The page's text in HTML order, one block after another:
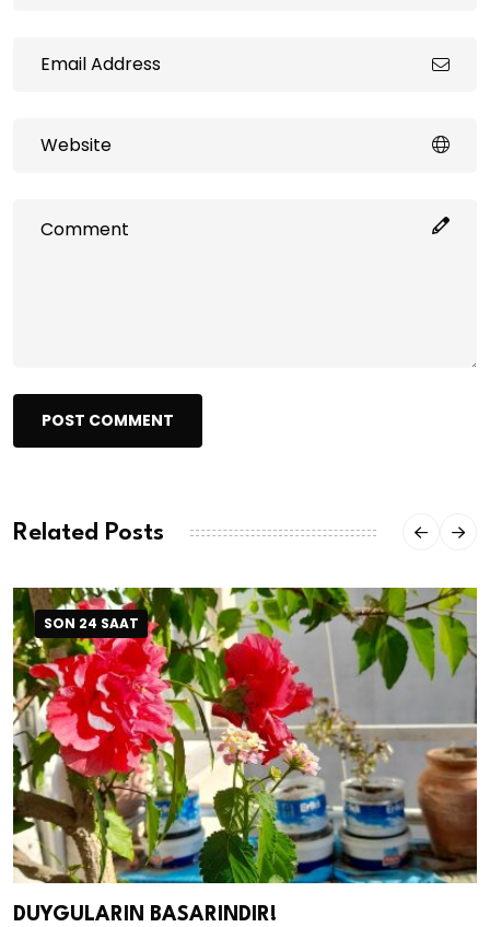
POST COMMENT
Related Posts
SON 24 SAAT
DUYGULARIN BASARINDIR!